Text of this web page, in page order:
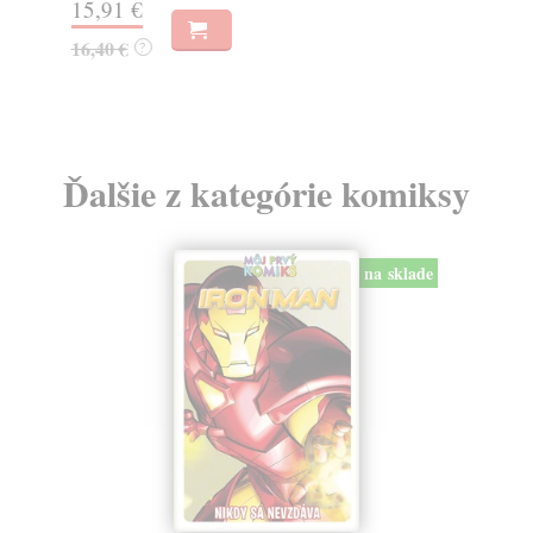
18,72 €
Ďalšie z kategórie komiksy
na sklade